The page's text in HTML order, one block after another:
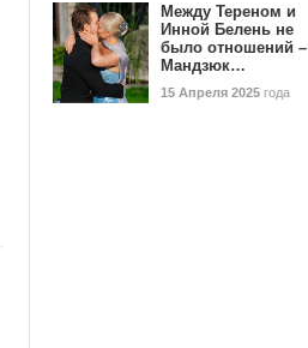
Между Тереном и
Инной Белень не
было отношений –
Мандзюк…
15 Апреля 2025 года